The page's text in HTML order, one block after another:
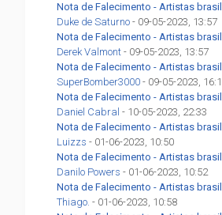
Nota de Falecimento - Artistas
Duke de Saturno - 09-05-2023, 13:57
Nota de Falecimento - Artistas
Derek Valmont - 09-05-2023, 13:57
Nota de Falecimento - Artistas
SuperBomber3000 - 09-05-2023,
Nota de Falecimento - Artistas
Daniel Cabral - 10-05-2023, 22:33
Nota de Falecimento - Artistas
Luizzs - 01-06-2023, 10:50
Nota de Falecimento - Artistas
Danilo Powers - 01-06-2023, 10:52
Nota de Falecimento - Artistas
Thiago. - 01-06-2023, 10:58